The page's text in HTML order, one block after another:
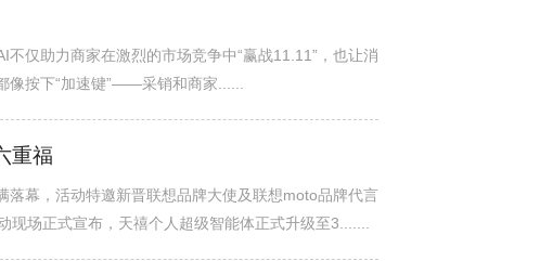
仅助力商家在激烈的市场竞争中“赢战11.11”，也让消
像按下“加速键”——采销和商家......
重福
落幕，活动特邀新晋联想品牌大使及联想moto品牌代言
场正式宣布，天禧个人超级智能体正式升级至3.......